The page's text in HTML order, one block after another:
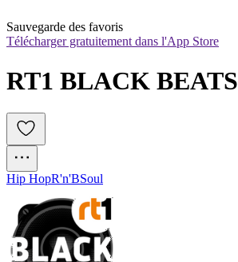
Sauvegarde des favoris
Télécharger gratuitement dans l'App Store
RT1 BLACK BEATS
Hip HopR'n'BSoul